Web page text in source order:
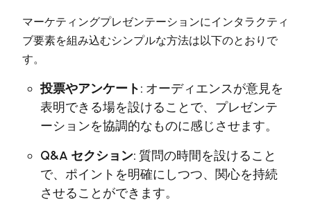
マーケティングプレゼンテーションにインタラクティ
ブ要素を組み込むシンプルな方法は以下のとおりで
す。
投票やアンケート: オーディエンスが意見を
表明できる場を設けることで、プレゼンテ
ーションを協調的なものに感じさせます。
Q&A セクション: 質問の時間を設けること
で、ポイントを明確にしつつ、関心を持続
させることができます。